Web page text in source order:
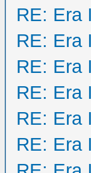
RE: Era
RE: Era
RE: Era
RE: Era
RE: Era
RE: Era